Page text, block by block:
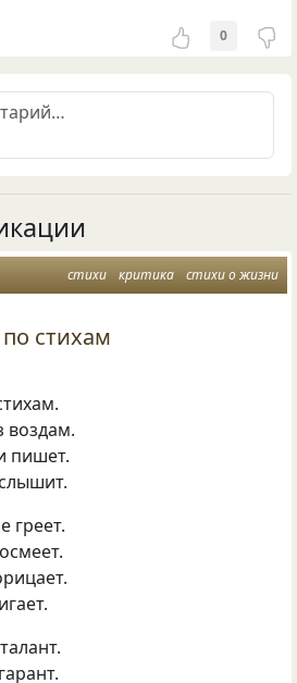
0
стихи критика стихи о жизни
стихам
пишет.
греет.